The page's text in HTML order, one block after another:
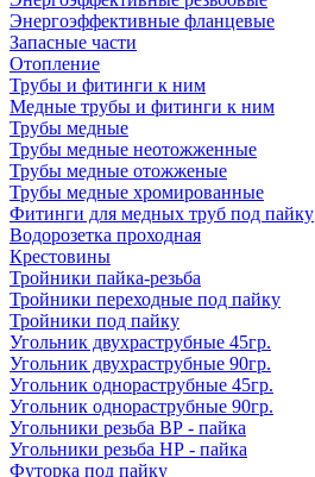
Энергоэффективные фланцевые
Запасные части
Отопление
Трубы и фитинги к ним
Медные трубы и фитинги к ним
Трубы медные
Трубы медные неотожженные
Трубы медные отожженые
Трубы медные хромированные
Фитинги для медных труб под пайку
Водорозетка проходная
Крестовины
Тройники пайка-резьба
Тройники переходные под пайку
Тройники под пайку
Угольник двухраструбные 45гр.
Угольник двухраструбные 90гр.
Угольник однораструбные 45гр.
Угольник однораструбные 90гр.
Угольники резьба ВР - пайка
Угольники резьба НР - пайка
Футорка под пайку